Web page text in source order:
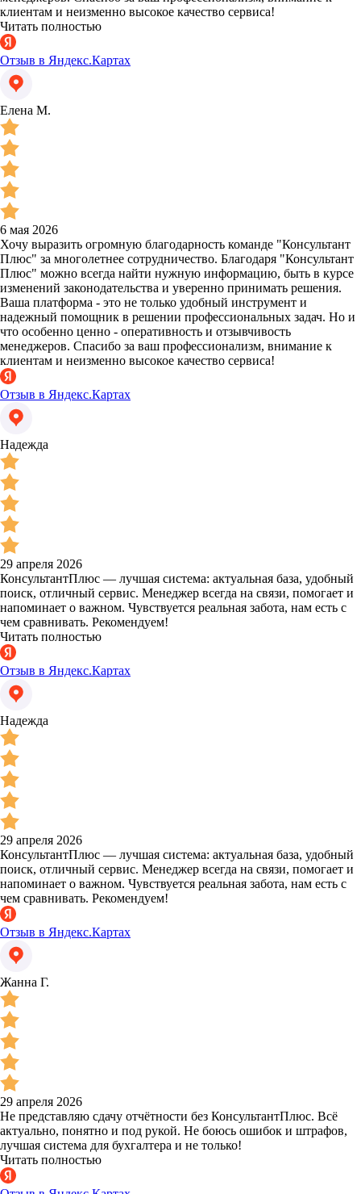
клиентам и неизменно высокое качество сервиса!
Читать полностью
Отзыв в Яндекс.Картах
Елена М.
6 мая 2026
Хочу выразить огромную благодарность команде "Консультант
Плюс" за многолетнее сотрудничество. Благодаря "Консультант
Плюс" можно всегда найти нужную информацию, быть в курсе
изменений законодательства и уверенно принимать решения.
Ваша платформа - это не только удобный инструмент и
надежный помощник в решении профессиональных задач. Но и
что особенно ценно - оперативность и отзывчивость
менеджеров. Спасибо за ваш профессионализм, внимание к
клиентам и неизменно высокое качество сервиса!
Отзыв в Яндекс.Картах
Надежда
29 апреля 2026
КонсультантПлюс — лучшая система: актуальная база, удобный
поиск, отличный сервис. Менеджер всегда на связи, помогает и
напоминает о важном. Чувствуется реальная забота, нам есть с
чем сравнивать. Рекомендуем!
Читать полностью
Отзыв в Яндекс.Картах
Надежда
29 апреля 2026
КонсультантПлюс — лучшая система: актуальная база, удобный
поиск, отличный сервис. Менеджер всегда на связи, помогает и
напоминает о важном. Чувствуется реальная забота, нам есть с
чем сравнивать. Рекомендуем!
Отзыв в Яндекс.Картах
Жанна Г.
29 апреля 2026
Не представляю сдачу отчётности без КонсультантПлюс. Всё
актуально, понятно и под рукой. Не боюсь ошибок и штрафов,
лучшая система для бухгалтера и не только!
Читать полностью